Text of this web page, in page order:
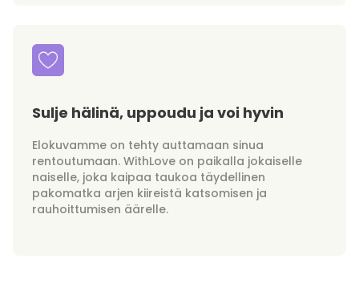
Sulje hälinä, uppoudu ja voi hyvin
Elokuvamme on tehty auttamaan sinua
rentoutumaan. WithLove on paikalla jokaiselle
naiselle, joka kaipaa taukoa täydellinen
pakomatka arjen kiireistä katsomisen ja
rauhoittumisen äärelle.